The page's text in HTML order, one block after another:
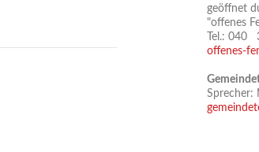
geöffnet
"offenes
Tel.: 040
offenes-
Sprecher: